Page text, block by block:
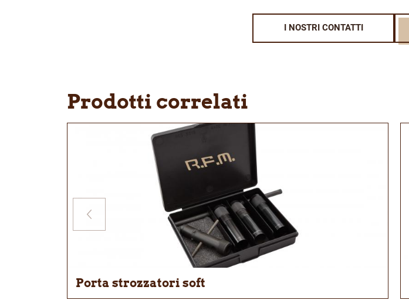
I NOSTRI CONTATTI
Prodotti correlati
Porta strozzatori soft